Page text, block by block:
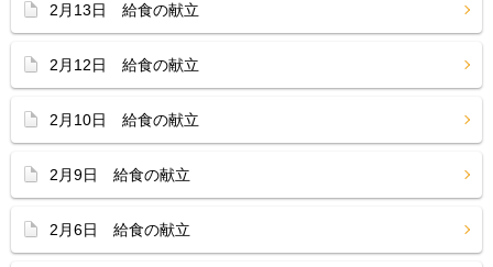
2月13日 給食の献立
2月12日 給食の献立
2月10日 給食の献立
2月9日 給食の献立
2月6日 給食の献立